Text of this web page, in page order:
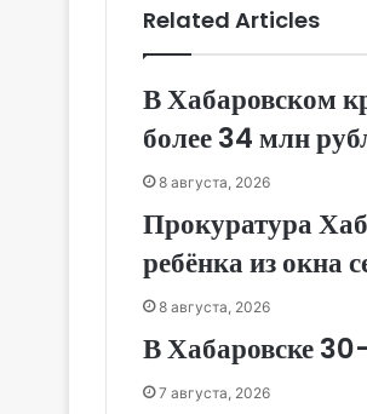
Related Articles
В Хабаровском
более 34 млн
8 августа, 2026
Прокуратура
ребёнка из окна
8 августа, 2026
В Хабаровске
7 августа, 2026